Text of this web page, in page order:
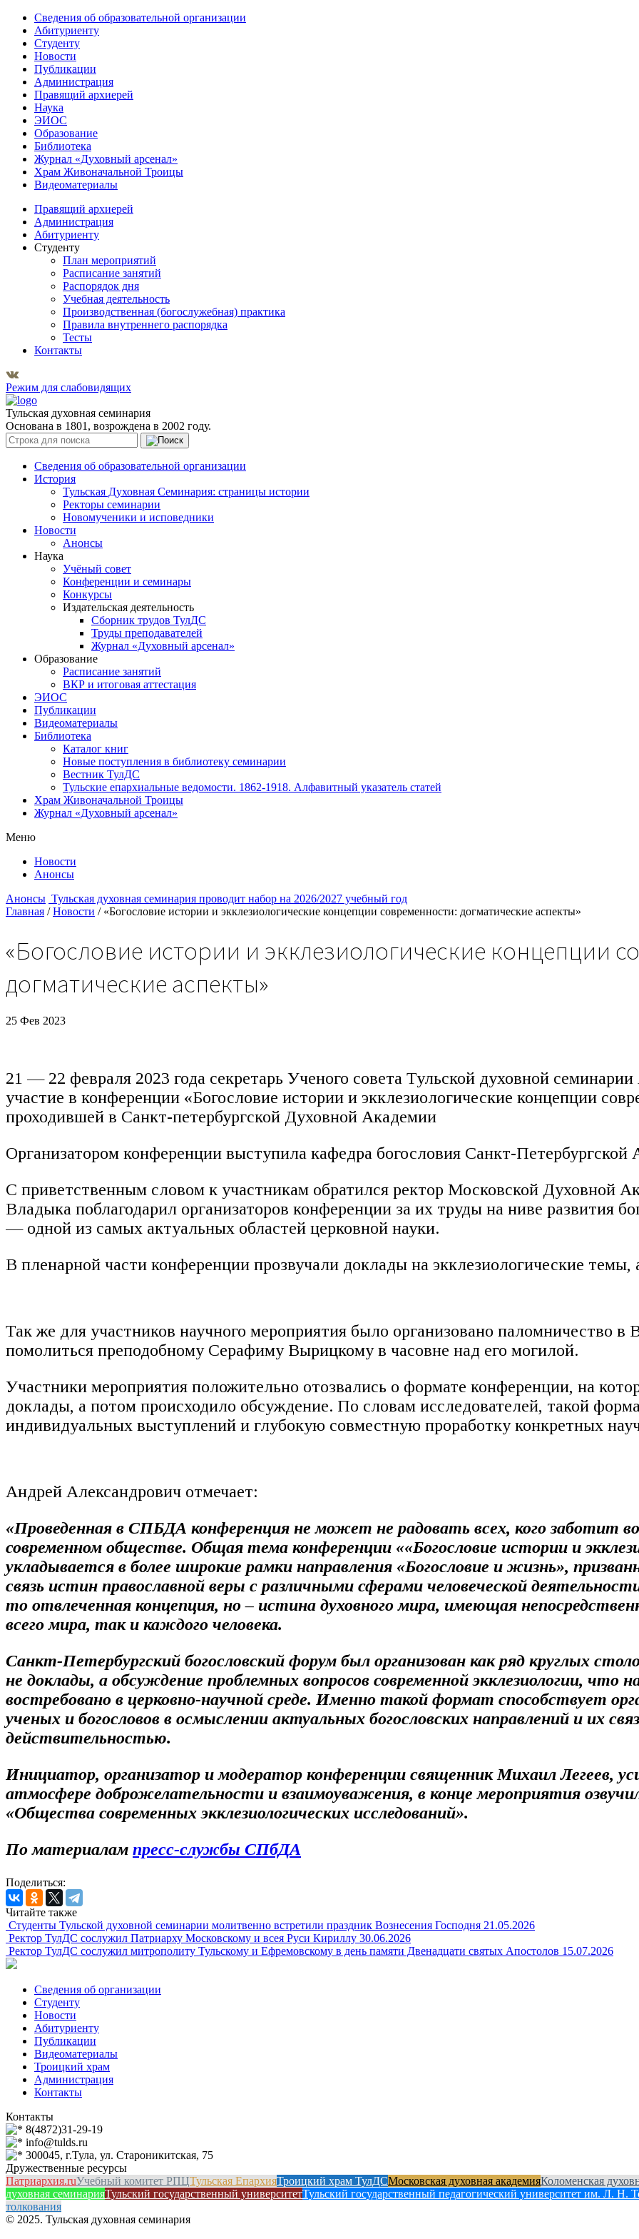
Сведения об образовательной организации
Абитуриенту
Студенту
Новости
Публикации
Администрация
Правящий архиерей
Наука
ЭИОС
Образование
Библиотека
Журнал «Духовный арсенал»
Храм Живоначальной Троицы
Видеоматериалы
Правящий архиерей
Администрация
Абитуриенту
Студенту
План мероприятий
Расписание занятий
Распорядок дня
Учебная деятельность
Производственная (богослужебная) практика
Правила внутреннего распорядка
Тесты
Контакты
Режим для слабовидящих
Тульская духовная семинария
Основана в 1801, возрождена в 2002 году.
Сведения об образовательной организации
История
Тульская Духовная Семинария: страницы истории
Ректоры семинарии
Новомученики и исповедники
Новости
Анонсы
Наука
Учёный совет
Конференции и семинары
Конкурсы
Издательская деятельность
Сборник трудов ТулДС
Труды преподавателей
Журнал «Духовный арсенал»
Образование
Расписание занятий
ВКР и итоговая аттестация
ЭИОС
Публикации
Видеоматериалы
Библиотека
Каталог книг
Новые поступления в библиотеку семинарии
Вестник ТулДС
Тульские епархиальные ведомости. 1862-1918. Алфавитный указатель статей
Храм Живоначальной Троицы
Журнал «Духовный арсенал»
Меню
Новости
Анонсы
Анонсы Тульская духовная семинария проводит набор на 2026/2027 учебный год
Главная / Новости / «Богословие истории и экклезиологические концепции современности: догматические аспекты»
«Богословие истории и экклезиологические концепции
догматические аспекты»
25 Фев 2023
21 — 22 февраля 2023 года секретарь Ученого совета Тульской духовной
участие в конференции «Богословие истории и экклезиологические концепции
проходившей в Санкт-петербургской Духовной Академии
Организатором конференции выступила кафедра богословия Санкт-Петербургской
С приветственным словом к участникам обратился ректор Московской Духовной
Владыка поблагодарил организаторов конференции за их труды на ниве развития
— одной из самых актуальных областей церковной науки.
В пленарной части конференции прозвучали доклады на экклезиологические темы,
Так же для участников научного мероприятия было организовано паломничество
помолиться преподобному Серафиму Вырицкому в часовне над его могилой.
Участники мероприятия положительно отозвались о формате конференции, на
доклады, а потом происходило обсуждение. По словам исследователей, такой
индивидуальных выступлений и глубокую совместную проработку конкретных
Андрей Александрович отмечает:
«Проведенная в СПБДА конференция не может не радовать всех, кого заботит
современном обществе. Общая тема конференции ««Богословие истории и
укладывается в более широкие рамки направления «Богословие и жизнь»,
связь истин православной веры с различными сферами человеческой
то отвлеченная концепция, но – истина духовного мира, имеющая
всего мира, так и каждого человека.
Санкт-Петербургский богословский форум был организован как ряд круглых
не доклады, а обсуждение проблемных вопросов современной экклезиологии, что
востребовано в церковно-научной среде. Именно такой формат способствует
ученых и богословов в осмыслении актуальных богословских направлений и их
действительностью.
Инициатор, организатор и модератор конференции священник Михаил Легеев,
атмосфере доброжелательности и взаимоуважения, в конце мероприятия
«Общества современных экклезиологических исследований».
По материалам пресс-службы СПбДА
Поделиться:
Читайте также
Студенты Тульской духовной семинарии молитвенно встретили праздник Вознесения Господня 21.05.2026
Ректор ТулДС сослужил Патриарху Московскому и всея Руси Кириллу 30.06.2026
Ректор ТулДС сослужил митрополиту Тульскому и Ефремовскому в день памяти Двенадцати святых Апостолов 15.07.2026
Сведения об организации
Студенту
Новости
Абитуриенту
Публикации
Видеоматериалы
Троицкий храм
Администрация
Контакты
Контакты
8(4872)31-29-19
info@tulds.ru
300045, г.Тула, ул. Староникитская, 75
Дружественные ресурсы
Патриархия.ruУчебный комитет РПЦТульская ЕпархияТроицкий храм ТулДСМосковская духовная академияКоломенская
духовная семинарияТульский государственный университетТульский государственный педагогический университет им. Л. Н.
толкования
© 2025. Тульская духовная семинария